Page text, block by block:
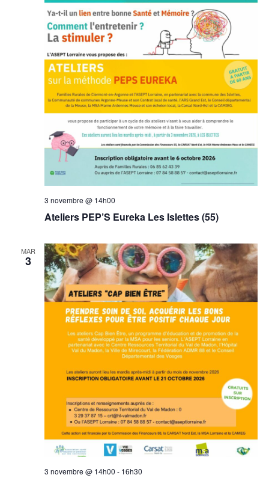
Ateliers PEP’S Eureka Les Islettes (55)
3 novembre @ 14h00
MAR
3
3 novembre @ 14h00 - 16h30